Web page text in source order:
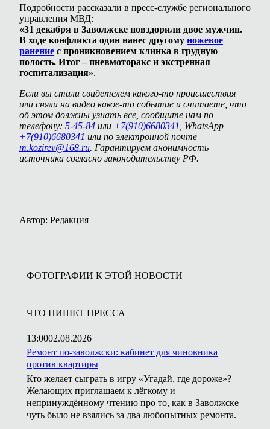
Подробности рассказали в пресс-службе регионального
управления МВД:
«31 декабря в Заволжске повздорили двое мужчин.
В ходе конфликта один нанес другому ножевое
ранение с проникновением клинка в грудную
полость. Итог – пневмоторакс и экстренная
госпитализация».
Если вы стали свидетелем какого-то происшествия
или сняли на видео какое-то событие и считаете, что
об этом должны узнать все, сообщите нам по
телефону: 5-45-84 или +7(910)6680341
, WhatsApp
+7(910)6680341 или по электронной почте
m.kozirev@168.ru. Гарантируем анонимность
источника согласно законодательству РФ.
Автор: Редакция
ФОТОГРАФИИ К ЭТОЙ НОВОСТИ
ЧТО ПИШЕТ ПРЕССА
13:0002.08.2026
Ремонт по-заволжски: кабинет для чиновника
против квартиры
Кто желает сыграть в игру «Угадай, где дороже»?
Желающих приглашаем к лёгкому и
непринуждённому чтению про то, как в Заволжске
чуть было не взялись за два любопытных ремонта.